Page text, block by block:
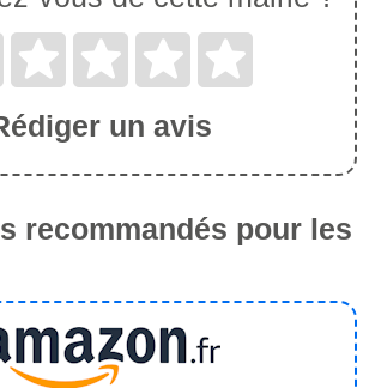
un avis
recommandés pour les